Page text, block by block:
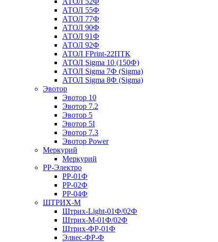
АТОЛ 55Ф
АТОЛ 77Ф
АТОЛ 90Ф
АТОЛ 91Ф
АТОЛ 92Ф
АТОЛ FPrint-22ПТК
АТОЛ Sigma 10 (150Ф)
АТОЛ Sigma 7Ф (Sigma)
АТОЛ Sigma 8Ф (Sigma)
Эвотор
Эвотор 10
Эвотор 7.2
Эвотор 5
Эвотор 5I
Эвотор 7.3
Эвотор Power
Меркурий
Меркурий
РР-Электро
РР-01Ф
РР-02Ф
РР-04Ф
ШТРИХ-М
Штрих-Light-01Ф/02Ф
Штрих-М-01Ф/02Ф
Штрих-ФР-01Ф
Элвес-ФР-Ф